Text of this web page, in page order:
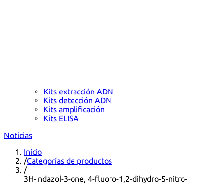
Kits extracción ADN
Kits detección ADN
Kits amplificación
Kits ELISA
Noticias
Inicio
/Categorías de productos
/
3H-Indazol-3-one, 4-fluoro-1,2-dihydro-5-nitro-